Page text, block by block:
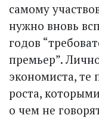
самому
нужно вновь
годов
премьер”.
экономиста, те
роста,
о чем не